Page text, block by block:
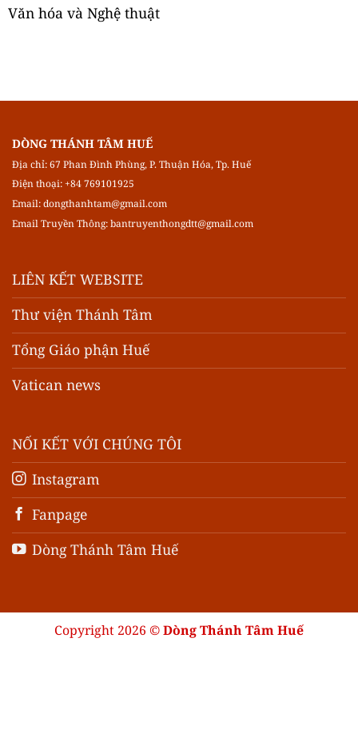
Văn hóa và Nghệ thuật
DÒNG THÁNH TÂM HUẾ
Địa chỉ: 67 Phan Đình Phùng, P. Thuận Hóa, Tp. Huế
Điện thoại: +84 769101925
Email:dongthanhtam@gmail.com
Email Truyền Thông:bantruyenthongdtt@gmail.com
LIÊN KẾT WEBSITE
Thư viện Thánh Tâm
Tổng Giáo phận Huế
Vatican news
NỐI KẾT VỚI CHÚNG TÔI
Instagram
Fanpage
Dòng Thánh Tâm Huế
Copyright 2026 ©Dòng Thánh Tâm Huế